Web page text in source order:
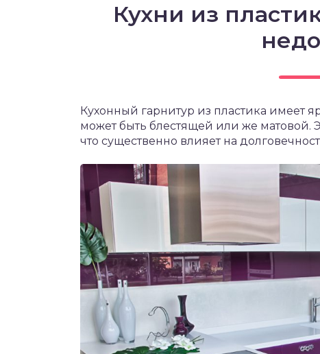
Кухни из
Кухонный гарнитур из пластика имеет
может быть блестящей или же матовой.
что существенно влияет на